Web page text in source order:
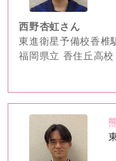
西野杏虹さん
東進衛星予備校香椎
福岡県立 香住丘高校
no
image